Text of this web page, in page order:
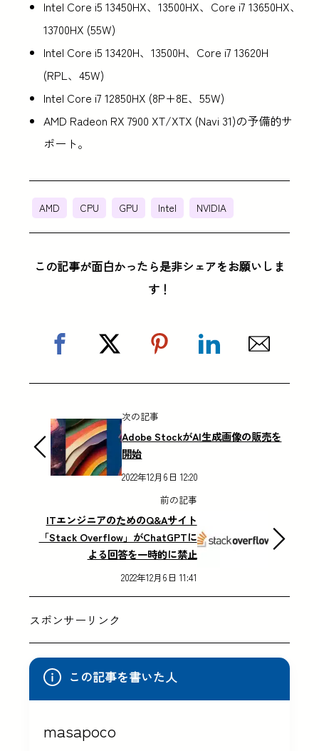
Intel Core i5 13450HX、13500HX、Core i7 13650HX、
13700HX (55W)
Intel Core i5 13420H、13500H、Core i7 13620H
(RPL、45W)
Intel Core i7 12850HX (8P+8E、55W)
AMD Radeon RX 7900 XT/XTX (Navi 31)の予備的サ
ポート。
AMD CPU GPU Intel NVIDIA
この記事が面白かったら是非シェアをお願いしま
す！
次の記事
Adobe StockがAI生成画像の販売を
開始
2022年12月6日 12:20
前の記事
ITエンジニアのためのQ&Aサイト
「Stack Overflow」がChatGPTに
よる回答を一時的に禁止
2022年12月6日 11:41
スポンサーリンク
この記事を書いた人
masapoco